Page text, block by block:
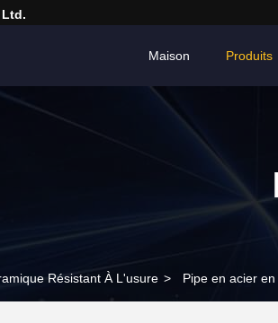
Ltd.
Maison Produits
Résistant À L'usure > Pipe en acier